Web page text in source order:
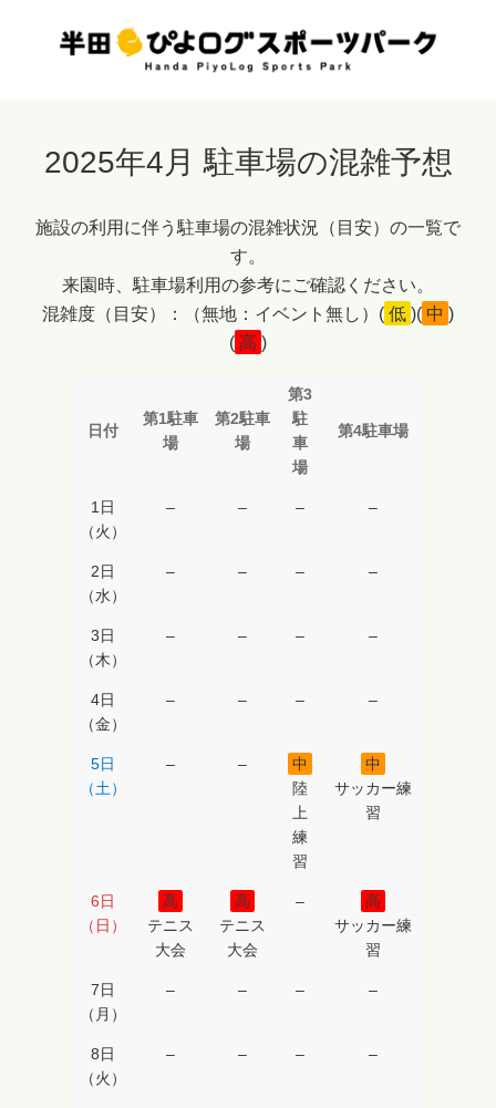
2025年4月 駐車場の混雑予想
施設の利用に伴う駐車場の混雑状況（目安）の一覧で
す。
来園時、駐車場利用の参考にご確認ください。
混雑度（目安）：（無地：イベント無し）( 低 )( 中 )
( 高 )
日付
第1駐車
場
第2駐車
場
第3
駐
車
場
第4駐車場
1日
（火）
– – – –
2日
（水）
– – – –
3日
（木）
– – – –
4日
（金）
– – – –
5日
（土）
– –
中
陸
上
練
習
中
サッカー練
習
6日
（日）
高
テニス
大会
高
テニス
大会
–
高
サッカー練
習
7日
（月）
– – – –
8日
（火）
– – – –